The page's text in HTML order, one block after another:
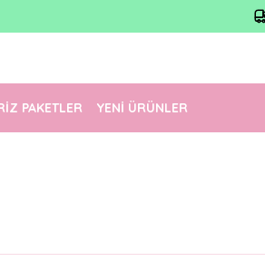
PAKETLER YENİ ÜRÜNLER